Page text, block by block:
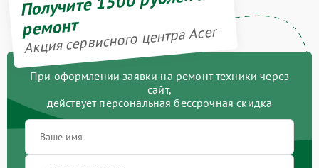
ремонт
Акция сервисного центра Acer
При оформлении заявки на ремонт техники через
сайт,
действует персональная бессрочная скидка